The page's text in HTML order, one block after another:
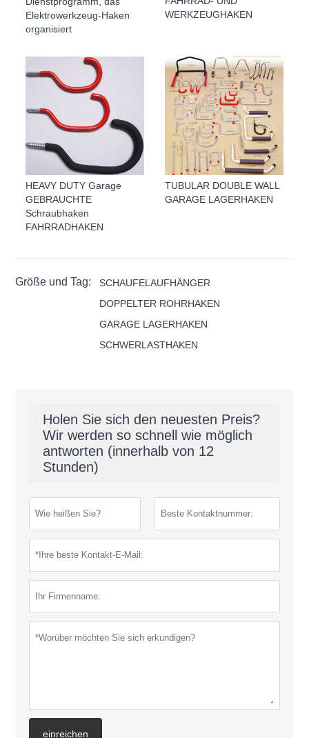
Elektrowerkzeug-Haken
organisiert
WERKZEUGHAKEN
HEAVY DUTY Garage
GEBRAUCHTE
Schraubhaken
FAHRRADHAKEN
TUBULAR DOUBLE WALL
GARAGE LAGERHAKEN
Größe und Tag:
SCHAUFELAUFHÄNGER
DOPPELTER ROHRHAKEN
GARAGE LAGERHAKEN
SCHWERLASTHAKEN
Holen Sie sich den neuesten Preis?
Wir werden so schnell wie möglich
antworten (innerhalb von 12
Stunden)
einreichen